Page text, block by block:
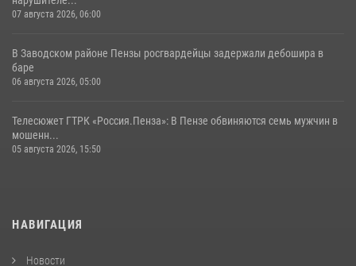
07 августа 2026, 06:00
В Заводском районе Пензы росгвардейцы задержали дебошира в
баре
06 августа 2026, 05:00
Телесюжет ГТРК «Россия.Пенза»: В Пензе обвиняются семь мужчин в
мошенн...
05 августа 2026, 15:50
НАВИГАЦИЯ
Новости